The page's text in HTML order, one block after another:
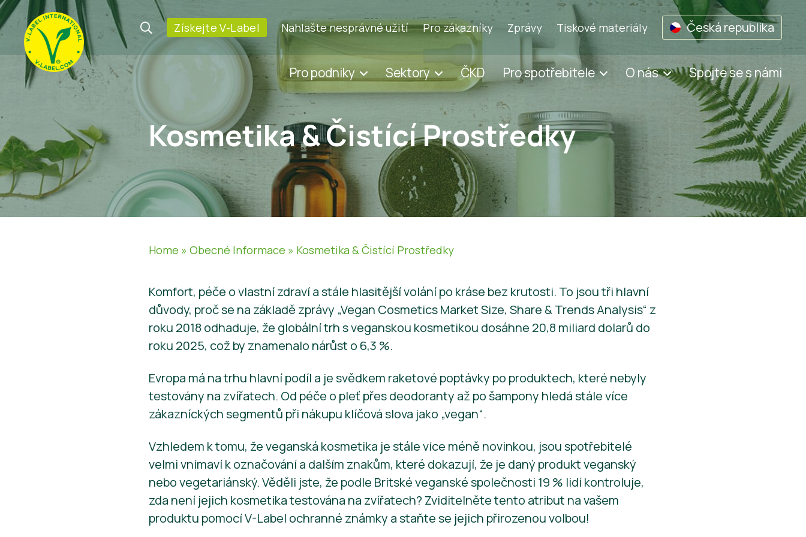
Získejte V-Label Nahlašte nesprávné užití Pro zákazníky Zprávy Tiskové materiály Česká republika
Pro podniky Sektory ČKD Pro spotřebitele O nás Spojte se s námi
Kosmetika & Čistící Prostředky
Home »Obecné Informace » Kosmetika & Čistící Prostředky
Komfort, péče o vlastní zdraví a stále hlasitější volání po kráse bez krutosti. To jsou tři hlavní
důvody, proč se na základě zprávy „Vegan Cosmetics Market Size, Share & Trends Analysis“ z
roku 2018 odhaduje, že globální trh s veganskou kosmetikou dosáhne 20,8 miliard dolarů do
roku 2025, což by znamenalo nárůst o 6,3 %.
Evropa má na trhu hlavní podíl a je svědkem raketové poptávky po produktech, které nebyly
testovány na zvířatech. Od péče o pleť přes deodoranty až po šampony hledá stále více
zákazníckých segmentů při nákupu klíčová slova jako „vegan“.
Vzhledem k tomu, že veganská kosmetika je stále více méně novinkou, jsou spotřebitelé
velmi vnímaví k označování a dalším znakům, které dokazují, že je daný produkt veganský
nebo vegetariánský. Věděli jste, že podle Britské veganské společnosti 19 % lidí kontroluje,
zda není jejich kosmetika testována na zvířatech? Zviditelněte tento atribut na vašem
produktu pomocí V-Label ochranné známky a staňte se jejich přirozenou volbou!